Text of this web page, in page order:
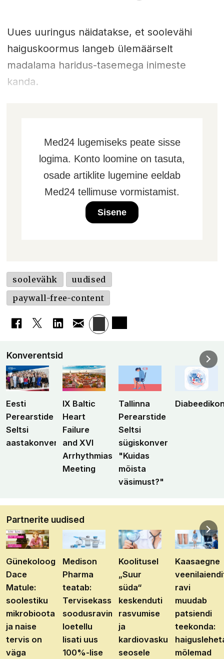
Uues uuringus näidatakse, et soolevähi
haiguskoormus langeb ülemäärselt
madalama haridus-tasemega inimeste
kanda.
Med24 lugemiseks peate sisse
logima. Konto loomine on tasuta,
osade artiklite lugemine eeldab
Med24 tellimuse vormistamist.
Sisene
soolevähk
uudised
paywall-free-content
Konverentsid
Eesti
Perearstide
Seltsi
aastakonverents
IX Baltic
Heart
Failure
and XVI
Arrhythmias
Meeting
Tallinna
Perearstide
Seltsi
sügiskonverents
"Kuidas
mõista
väsimust?"
Partnerite uudised
Günekoloog
Dace
Matule:
soolestiku
mikrobioota
ja naise
tervis on
väga
Medison
Pharma
teatab:
Tervisekassa
soodusravimite
loetellu
lisati uus
100%-lise
Koolitusel
„Suur
süda“
keskenduti
rasvumise
ja
kardiovaskulaarhaiguste
seosele
Kaasaegne
ravi
muudab
patsiendi
teekonda:
mõlemad